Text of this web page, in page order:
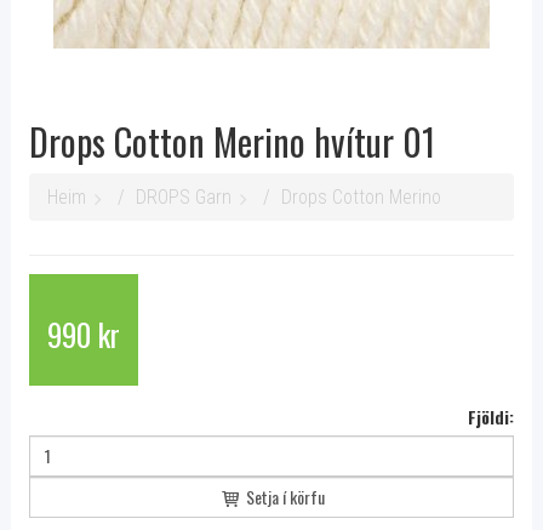
Drops Cotton Merino hvítur 01
Heim DROPS Garn Drops Cotton Merino
990 kr
Fjöldi:
Setja í körfu